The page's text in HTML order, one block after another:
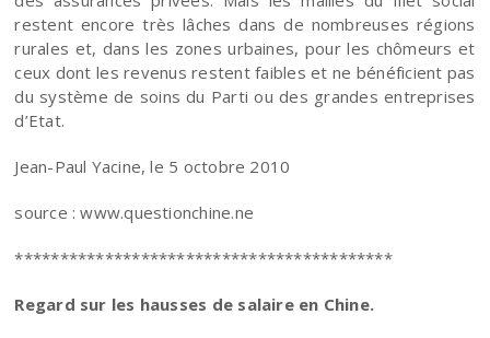
restent encore très lâches dans de nombreuses régions
rurales et, dans les zones urbaines, pour les chômeurs et
ceux dont les revenus restent faibles et ne bénéficient pas
du système de soins du Parti ou des grandes entreprises
d’Etat.
Jean-Paul Yacine, le 5 octobre 2010
source : www.questionchine.ne
******************************************
Regard sur les hausses de salaire en Chine.